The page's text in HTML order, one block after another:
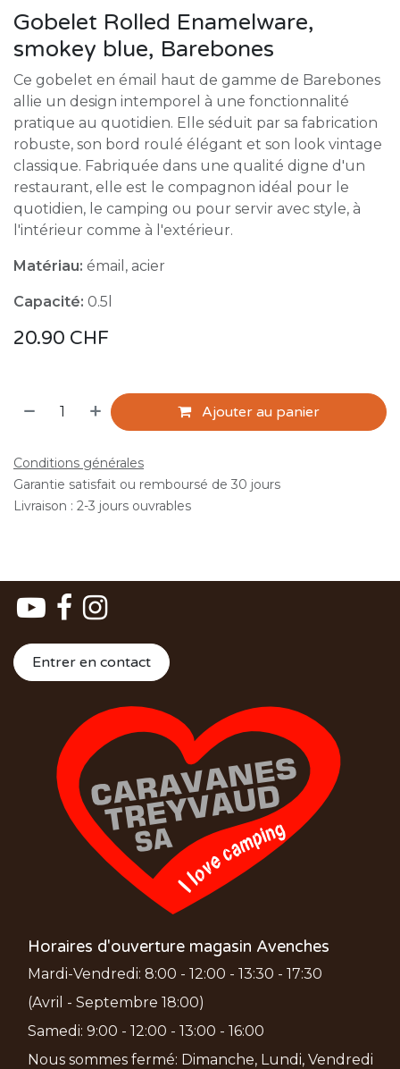
Gobelet Rolled Enamelware,
smokey blue, Barebones
Ce gobelet en émail haut de gamme de Barebones
allie un design intemporel à une fonctionnalité
pratique au quotidien. Elle séduit par sa fabrication
robuste, son bord roulé élégant et son look vintage
classique. Fabriquée dans une qualité digne d'un
restaurant, elle est le compagnon idéal pour le
quotidien, le camping ou pour servir avec style, à
l'intérieur comme à l'extérieur.
Matériau: émail, acier
Capacité: 0.5l
20.90 CHF
Ajouter au panier
Conditions générales
Garantie satisfait ou remboursé de 30 jours
Livraison : 2-3 jours ouvrables
Entrer en contact
Horaires d'ouverture magasin Avenches
Mardi-Vendredi: 8:00 - 12:00 - 13:30 - 17:30
(Avril - Septembre 18:00)
Samedi: 9:00 - 12:00 - 13:00 - 16:00
Nous sommes fermé: Dimanche, Lundi, Vendredi